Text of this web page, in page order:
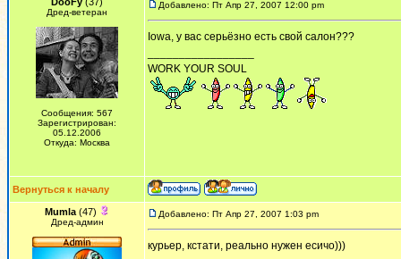
Дред-ветеран
Сообщения: 567
Зарегистрирован:
05.12.2006
Откуда: Москва
Добавлено: Пт Апр 27, 2007 12:00 pm
Iowa, у вас серьёзно есть свой салон???
WORK YOUR SOUL
Вернуться к началу
Mumla (47)
Дред-админ
Добавлено: Пт Апр 27, 2007 1:03 pm
курьер, кстати, реально нужен есичо)))